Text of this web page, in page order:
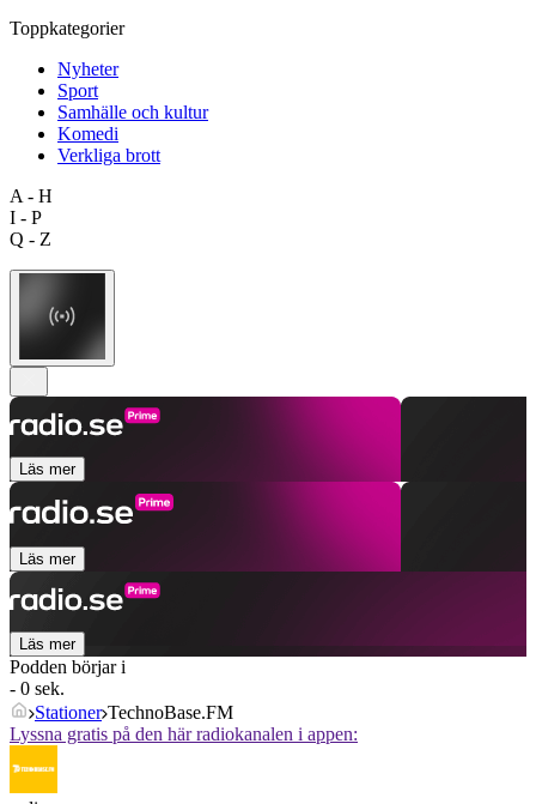
Toppkategorier
Nyheter
Sport
Samhälle och kultur
Komedi
Verkliga brott
A - H
I - P
Q - Z
Läs mer
Läs mer
Läs mer
Podden börjar i
- 0 sek.
Stationer TechnoBase.FM
Lyssna gratis på den här radiokanalen i appen: